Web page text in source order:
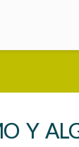
Y